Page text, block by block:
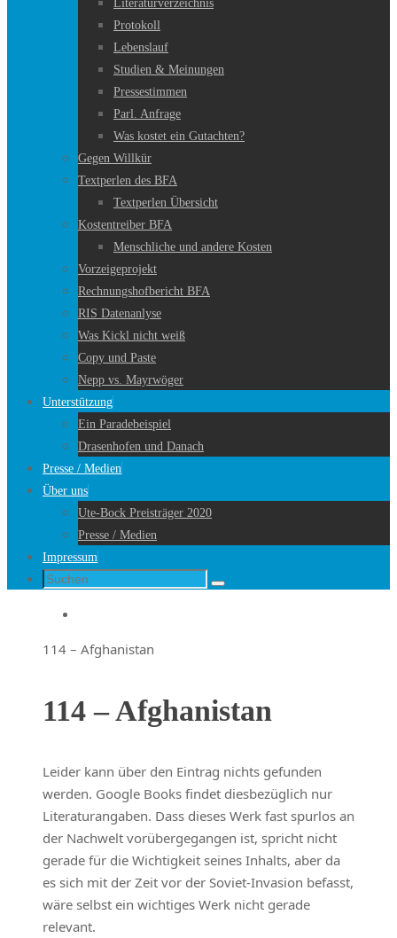
Literaturverzeichnis
Protokoll
Lebenslauf
Studien & Meinungen
Pressestimmen
Parl. Anfrage
Was kostet ein Gutachten?
Gegen Willkür
Textperlen des BFA
Textperlen Übersicht
Kostentreiber BFA
Menschliche und andere Kosten
Vorzeigeprojekt
Rechnungshofbericht BFA
RIS Datenanlyse
Was Kickl nicht weiß
Copy und Paste
Nepp vs. Mayrwöger
Unterstützung
Ein Paradebeispiel
Drasenhofen und Danach
Presse / Medien
Über uns
Ute-Bock Preisträger 2020
Presse / Medien
Impressum
Suche
Suchen
Startseite
114 – Afghanistan
114 – Afghanistan
Leider kann über den Eintrag nichts gefunden
werden. Google Books findet diesbezüglich nur
Literaturangaben. Dass dieses Werk fast spurlos an
der Nachwelt vorübergegangen ist, spricht nicht
gerade für die Wichtigkeit seines Inhalts, aber da
es sich mit der Zeit vor der Soviet-Invasion befasst,
wäre selbst ein wichtiges Werk nicht gerade
relevant.